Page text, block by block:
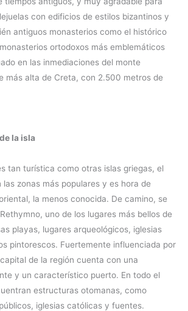
con edificios de estilos bizantinos y
antiguos monasterios como el histórico
ortodoxos más emblemáticos
en las inmediaciones del monte
más alta de Creta, con 2.500 metros de
la isla
tan turística como otras islas griegas, el
zonas más populares y es hora de
la menos conocida. De camino, se
uno de los lugares más bellos de
playas, lugares arqueológicos, iglesias
pintorescos. Fuertemente influenciada por
de la región cuenta con una
y un característico puerto. En todo el
estructuras otomanas, como
iglesias católicas y fuentes.